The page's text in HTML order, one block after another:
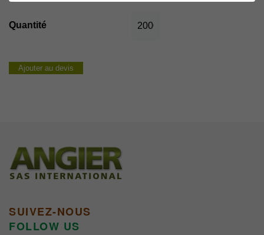
Ajouter au devis
SUIVEZ-NOUS
FOLLOW US